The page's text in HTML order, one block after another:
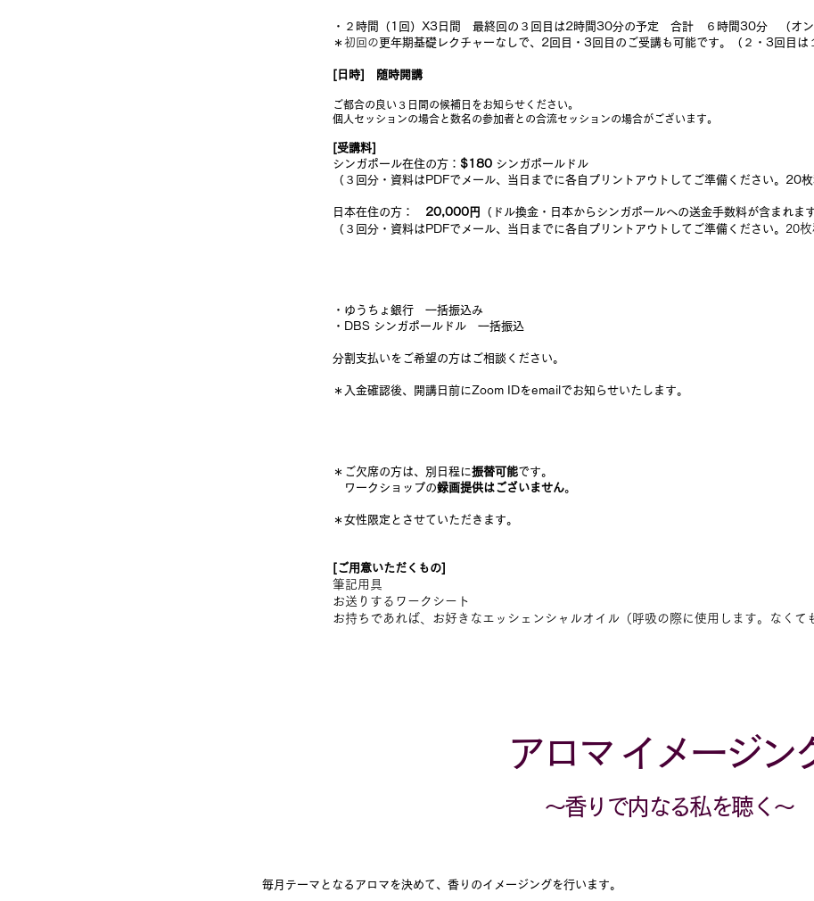
・ ２時間（1回）X3 日間 最終回の３回目は2時間30分の予定 合計 ６時間30分 （オン
＊ 初回の更年期基礎レクチャーなしで、2回目・3回目のご受講も可能です。（２・3回目は
[日時] 随時開講
ご都合の良い３日間の候補日をお知らせください。
個人セッションの場合と数名の参加者との合流セッションの場合がございます。
[受講料]
シンガポール在住の方： $180 シンガポールドル
（３回分・資料はPDFでメール、当日までに各自プリントアウトしてご準備ください。20
日本在住の方： 20,000 円​ （ドル換金・日本からシンガポールへの送金手数料が含まれま
（３回分・資料はPDFでメール、当日までに各自プリントアウトして ご準備ください。 20枚
・ゆうちょ銀行 一括振込み
・DBS シンガポー ルドル 一括振込
分割支払いをご希望の方はご相談ください。
＊入金確認後、開講 日前にZoom IDをemailでお知らせいたします。
＊ご欠席の方は、別日程に振替可能です。
ワークショップの録画提供はございません。
＊女性限定とさせていただきます。
[ご用意いただくもの]
筆記用具
お送りするワークシート
​お持ちであれば、お好きなエッシェンシャルオイル（ 呼吸の際に使用します。 なくて
アロマ イメージン
〜香りで内なる私を聴く〜
毎月テーマとなるアロマを決めて、香りのイメージングを行います。